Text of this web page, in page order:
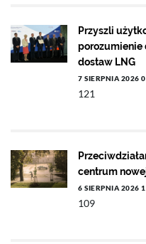
Przyszli
porozumienie
dostaw LNG
7 SIERPNIA 2026
121
centrum
6 SIERPNIA 2026
109